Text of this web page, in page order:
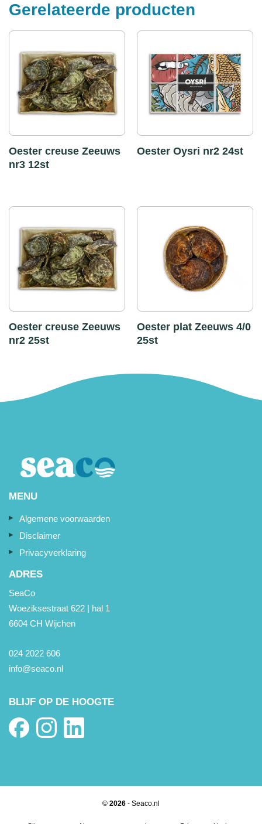
Gerelateerde producten
Oester creuse Zeeuws
nr3 12st
Oester Oysri nr2 24st
Oester creuse Zeeuws
nr2 25st
Oester plat Zeeuws 4/0
25st
MENU
Algemene voorwaarden
Disclaimer
Privacyverklaring
ADRES
SeaCo
Woeziksestraat 622 | hal 1
6604 CH Wijchen
024 2022 606
info@seaco.nl
BLIJF OP DE HOOGTE
© 2026 - Seaco.nl